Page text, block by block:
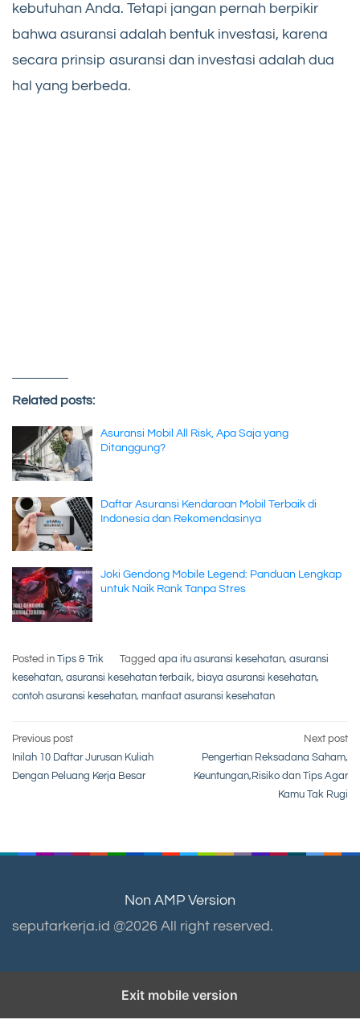
kebutuhan Anda. Tetapi jangan pernah berpikir
bahwa asuransi adalah bentuk investasi, karena
secara prinsip asuransi dan investasi adalah dua
hal yang berbeda.
Related posts:
Asuransi Mobil All Risk, Apa Saja yang
Ditanggung?
Daftar Asuransi Kendaraan Mobil Terbaik di
Indonesia dan Rekomendasinya
Joki Gendong Mobile Legend: Panduan Lengkap
untuk Naik Rank Tanpa Stres
Posted in Tips & Trik Tagged apa itu asuransi kesehatan, asuransi
kesehatan, asuransi kesehatan terbaik, biaya asuransi kesehatan,
contoh asuransi kesehatan, manfaat asuransi kesehatan
Post
navigation
Previous post
Inilah 10 Daftar Jurusan Kuliah
Dengan Peluang Kerja Besar
Next post
Pengertian Reksadana Saham,
Keuntungan,Risiko dan Tips Agar
Kamu Tak Rugi
Non AMP Version
seputarkerja.id @2026 All right reserved.
Exit mobile version